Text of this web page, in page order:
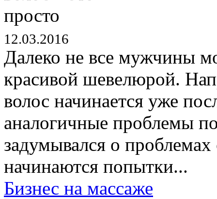
12.03.2016
Далеко не все мужчины
красивой шевелюрой.
волос начинается уже
аналогичные проблемы
задумывался о
начинаются попытки...
Бизнес на массаже